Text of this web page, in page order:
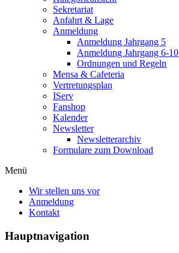
Sekretariat
Anfahrt & Lage
Anmeldung
Anmeldung Jahrgang 5
Anmeldung Jahrgang 6-10
Ordnungen und Regeln
Mensa & Cafeteria
Vertretungsplan
IServ
Fanshop
Kalender
Newsletter
Newsletterarchiv
Formulare zum Download
Menü
Wir stellen uns vor
Anmeldung
Kontakt
Hauptnavigation